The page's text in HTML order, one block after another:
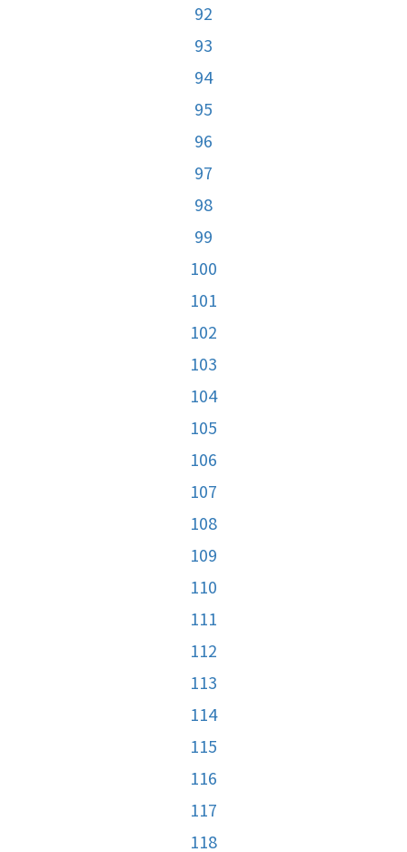
92
93
94
95
96
97
98
99
100
101
102
103
104
105
106
107
108
109
110
111
112
113
114
115
116
117
118